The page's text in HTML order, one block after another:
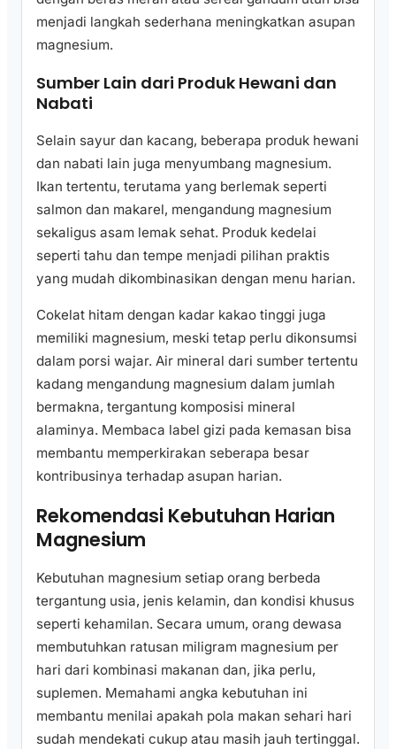
menjadi langkah sederhana meningkatkan asupan
magnesium.
Sumber Lain dari Produk Hewani dan
Nabati
Selain sayur dan kacang, beberapa produk hewani
dan nabati lain juga menyumbang magnesium.
Ikan tertentu, terutama yang berlemak seperti
salmon dan makarel, mengandung magnesium
sekaligus asam lemak sehat. Produk kedelai
seperti tahu dan tempe menjadi pilihan praktis
yang mudah dikombinasikan dengan menu harian.
Cokelat hitam dengan kadar kakao tinggi juga
memiliki magnesium, meski tetap perlu dikonsumsi
dalam porsi wajar. Air mineral dari sumber tertentu
kadang mengandung magnesium dalam jumlah
bermakna, tergantung komposisi mineral
alaminya. Membaca label gizi pada kemasan bisa
membantu memperkirakan seberapa besar
kontribusinya terhadap asupan harian.
Rekomendasi Kebutuhan Harian
Magnesium
Kebutuhan magnesium setiap orang berbeda
tergantung usia, jenis kelamin, dan kondisi khusus
seperti kehamilan. Secara umum, orang dewasa
membutuhkan ratusan miligram magnesium per
hari dari kombinasi makanan dan, jika perlu,
suplemen. Memahami angka kebutuhan ini
membantu menilai apakah pola makan sehari hari
sudah mendekati cukup atau masih jauh tertinggal.